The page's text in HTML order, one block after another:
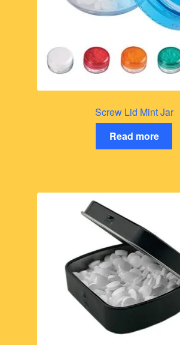
Screw Lid Mint Jar
Read more